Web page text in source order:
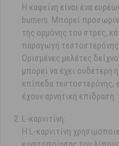
Η καφεΐνη είναι ένα
burners. Μπορεί
της ορμόνης του στρες,
παραγωγή
Ορισμένες μελέτες
μπορεί να έχει ουδέτερη
επίπεδα τεστοστερόνης,
έχουν αρνητική επίδραση.
L-καρνιτίνη:
Η L-καρνιτίνη